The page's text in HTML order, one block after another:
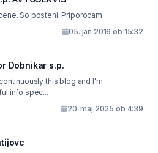
So posteni. Priporocam.
05. jan 2016 ob 15:32
Dobnikar s.p.
this blog and I'm
info spec...
20. maj 2025 ob 4:39